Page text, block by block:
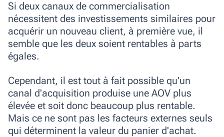
Si deux canaux de commercialisation
nécessitent des investissements similaires pour
acquérir un nouveau client, à première vue, il
semble que les deux soient rentables à parts
égales.
Cependant, il est tout à fait possible qu'un
canal d'acquisition produise une AOV plus
élevée et soit donc beaucoup plus rentable.
Mais ce ne sont pas les facteurs externes seuls
qui déterminent la valeur du panier d'achat.